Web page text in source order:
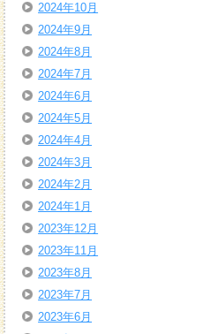
2024年10月
2024年9月
2024年8月
2024年7月
2024年6月
2024年5月
2024年4月
2024年3月
2024年2月
2024年1月
2023年12月
2023年11月
2023年8月
2023年7月
2023年6月